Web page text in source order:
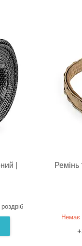
|
Ремінь
Немає